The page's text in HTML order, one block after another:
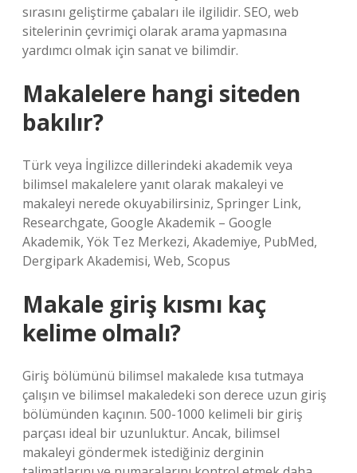
sırasını geliştirme çabaları ile ilgilidir. SEO, web
sitelerinin çevrimiçi olarak arama yapmasına
yardımcı olmak için sanat ve bilimdir.
Makalelere hangi siteden
bakılır?
Türk veya İngilizce dillerindeki akademik veya
bilimsel makalelere yanıt olarak makaleyi ve
makaleyi nerede okuyabilirsiniz, Springer Link,
Researchgate, Google Akademik – Google
Akademik, Yök Tez Merkezi, Akademiye, PubMed,
Dergipark Akademisi, Web, Scopus
Makale giriş kısmı kaç
kelime olmalı?
Giriş bölümünü bilimsel makalede kısa tutmaya
çalışın ve bilimsel makaledeki son derece uzun giriş
bölümünden kaçının. 500-1000 kelimeli bir giriş
parçası ideal bir uzunluktur. Ancak, bilimsel
makaleyi göndermek istediğiniz derginin